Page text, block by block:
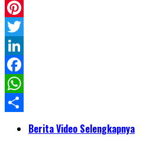
Pinterest
Twitter
LinkedIn
Facebook
WhatsApp
ShareBerita Video Selengkapnya